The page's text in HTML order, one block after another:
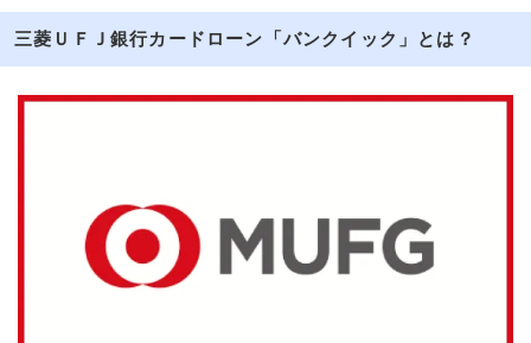
三菱ＵＦＪ銀行カードローン「バンクイック」とは？